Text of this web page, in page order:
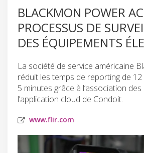
BLACKMON POWER
PROCESSUS DE
DES ÉQUIPEMENTS
La société de service américaine
réduit les temps de reporting de
5 minutes grâce à l’association
l’application cloud de Condoit.
www.flir.com